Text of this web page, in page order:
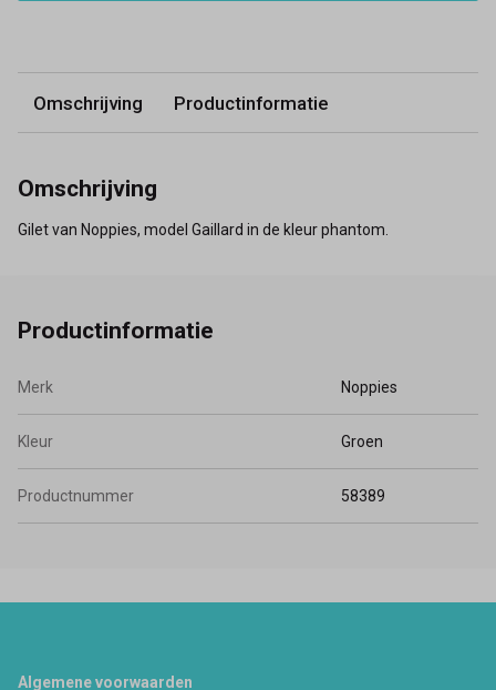
Omschrijving Productinformatie
Omschrijving
Gilet van Noppies, model Gaillard in de kleur phantom.
Productinformatie
Merk Noppies
Kleur Groen
Productnummer 58389
Footer
Algemene voorwaarden